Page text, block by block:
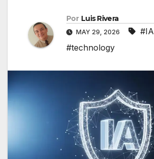
Por Luis Rivera
MAY 29, 2026 #IA
#technology